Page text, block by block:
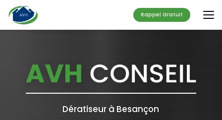
au
contenu
principal
Rappel Gratuit
Dératiseur à Besançon